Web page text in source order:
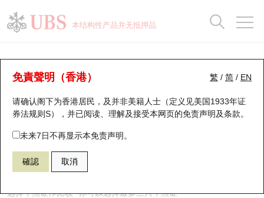
本结构性产品并无抵押品
繁 / 简 / EN
免責聲明（香港）
请确认阁下为香港居民，及并非美籍人士（定义见美国1933年证
券法规则S），并已阅读、理解及接受本网页的免责声明及条款。
未来7日不再显示本免责声明。
確認 取消
牛熊证分析仪
表现 街货统计 比较
64254 瑞银牛证 0388 香港交易所
选择牛熊证作比较 *你可以选择最多三只牛熊证
瑞银认股证一览
新发行瑞银认股证
即将到期认股证
认股证到期结算价查找
认股证分析仪
街货统计
比较
牛熊全景快搜
牛熊证搜寻
牛熊证街货分布图
正股牛熊证列表
新发行瑞银牛熊证
街货统计
比较
十大升幅/跌幅
十大认股证成交分布
十天股证占大市成交
资金流
街货统计
正股分析仪
二十大活跃股份
恒指成份股
国指成份股
科指成份股
持股比重
显示所有持股比重
每月轮证大市专题
轮证专栏
讲座及教育短片
认股证投资者教育
牛熊证投资者教育